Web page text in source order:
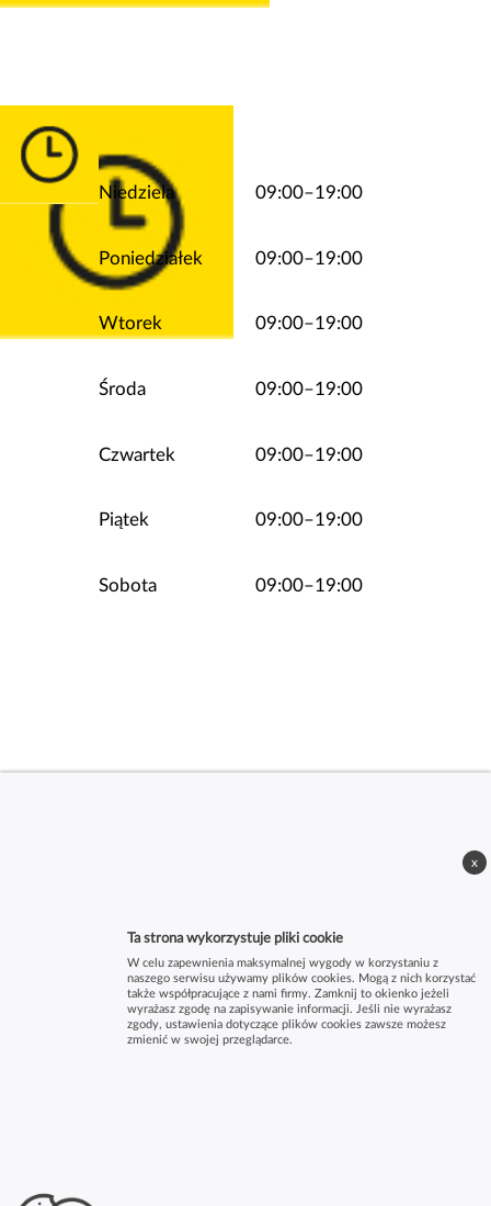
Niedziela 09:00–19:00
Poniedziałek 09:00–19:00
Wtorek 09:00–19:00
Środa 09:00–19:00
Czwartek 09:00–19:00
Piątek 09:00–19:00
Sobota 09:00–19:00
Ta strona wykorzystuje pliki cookie
W celu zapewnienia maksymalnej wygody w korzystaniu z
naszego serwisu używamy plików cookies. Mogą z nich korzystać
także współpracujące z nami firmy. Zamknij to okienko jeżeli
wyrażasz zgodę na zapisywanie informacji. Jeśli nie wyrażasz
zgody, ustawienia dotyczące plików cookies zawsze możesz
zmienić w swojej przeglądarce.
x